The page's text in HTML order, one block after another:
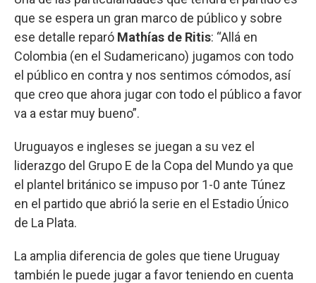
que se espera un gran marco de público y sobre
ese detalle reparó Mathías de Ritis: “Allá en
Colombia (en el Sudamericano) jugamos con todo
el público en contra y nos sentimos cómodos, así
que creo que ahora jugar con todo el público a favor
va a estar muy bueno”.
Uruguayos e ingleses se juegan a su vez el
liderazgo del Grupo E de la Copa del Mundo ya que
el plantel británico se impuso por 1-0 ante Túnez
en el partido que abrió la serie en el Estadio Único
de La Plata.
La amplia diferencia de goles que tiene Uruguay
también le puede jugar a favor teniendo en cuenta